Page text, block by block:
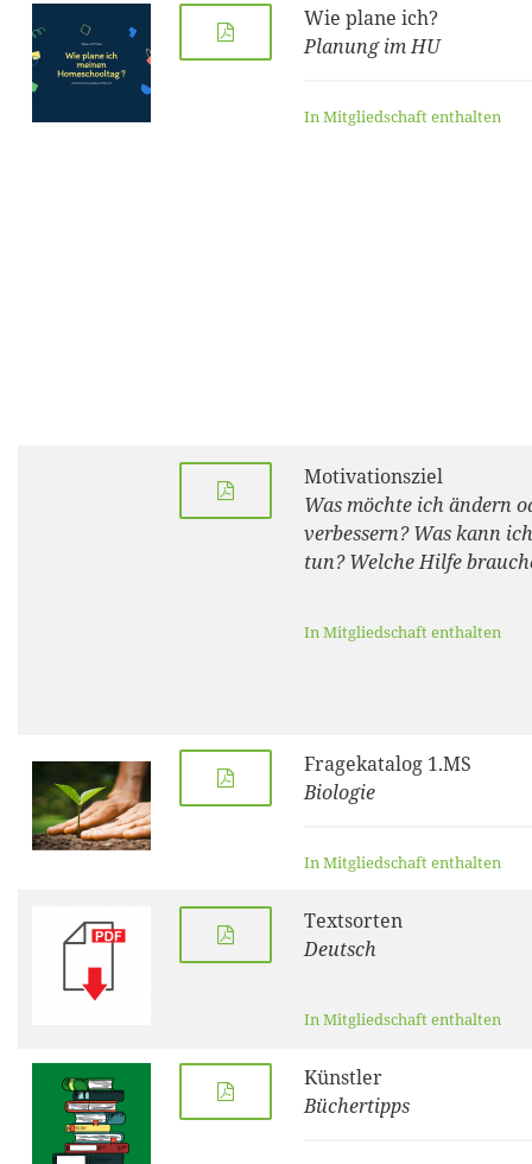
Wie plane ich?
Planung im HU
In Mitgliedschaft enthalten
Motivationsziel
Was möchte ich ändern
verbessern? Was kann
tun? Welche Hilfe
In Mitgliedschaft enthalten
Fragekatalog 1.MS
Biologie
In Mitgliedschaft enthalten
Textsorten
Deutsch
In Mitgliedschaft enthalten
Künstler
Büchertipps